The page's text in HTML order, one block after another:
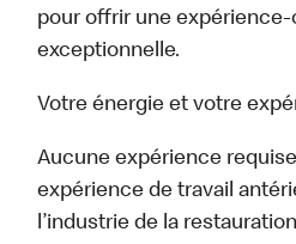
pour offrir une
exceptionnelle.
Votre énergie et votre
Aucune expérience
expérience de travail
l’industrie de la